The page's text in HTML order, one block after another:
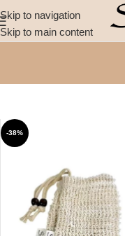
Skip to navigation
Skip to main content
-38%